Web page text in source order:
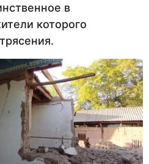
в
которого